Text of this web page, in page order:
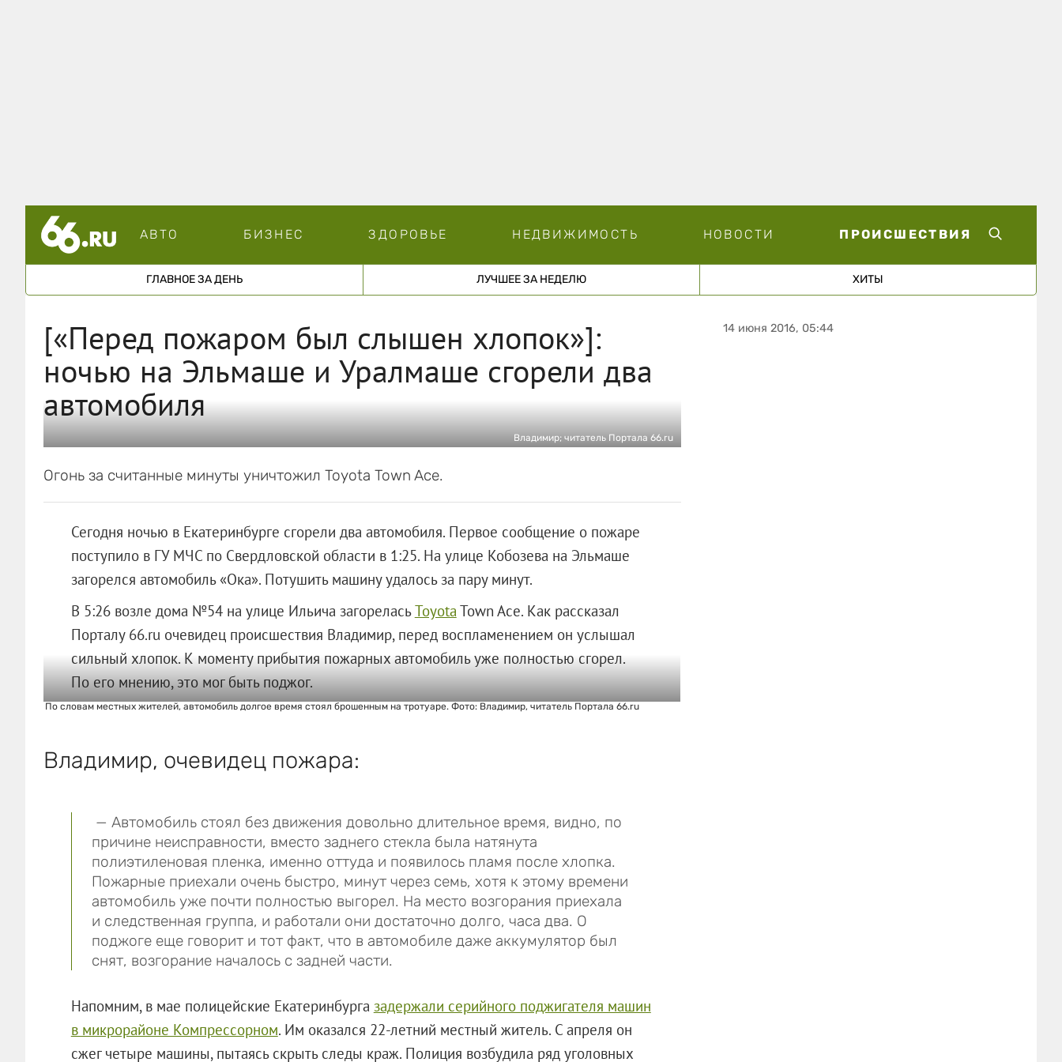
АВТО БИЗНЕС ЗДОРОВЬЕ НЕДВИЖИМОСТЬ НОВОСТИ ПРОИСШЕСТВИЯ
ГЛАВНОЕ ЗА ДЕНЬ ЛУЧШЕЕ ЗА НЕДЕЛЮ ХИТЫ
[«Перед пожаром был слышен хлопок»]:
ночью на Эльмаше и Уралмаше сгорели два
автомобиля
Владимир; читатель Портала 66.ru
Огонь за считанные минуты уничтожил Toyota Town Ace.
Сегодня ночью в Екатеринбурге сгорели два автомобиля. Первое сообщение о пожаре
поступило в ГУ МЧС по Свердловской области в 1:25. На улице Кобозева на Эльмаше
загорелся автомобиль «Ока». Потушить машину удалось за пару минут.
В 5:26 возле дома №54 на улице Ильича загореласьToyota Town Ace. Как рассказал
Порталу 66.ru очевидец происшествия Владимир, перед воспламенением он услышал
сильный хлопок. К моменту прибытия пожарных автомобиль уже полностью сгорел.
По его мнению, это мог быть поджог.
По словам местных жителей, автомобиль долгое время стоял брошенным на тротуаре. Фото: Владимир, читатель Портала 66.ru
Владимир, очевидец пожара:
— Автомобиль стоял без движения довольно длительное время, видно, по
причине неисправности, вместо заднего стекла была натянута
полиэтиленовая пленка, именно оттуда и появилось пламя после хлопка.
Пожарные приехали очень быстро, минут через семь, хотя к этому времени
автомобиль уже почти полностью выгорел. На место возгорания приехала
и следственная группа, и работали они достаточно долго, часа два. О
поджоге еще говорит и тот факт, что в автомобиле даже аккумулятор был
снят, возгорание началось с задней части.
Напомним, в мае полицейские Екатеринбурга задержали серийного поджигателя машин
в микрорайоне Компрессорном. Им оказался 22-летний местный житель. С апреля он
сжег четыре машины, пытаясь скрыть следы краж. Полиция возбудила ряд уголовных
14 июня 2016, 05:44